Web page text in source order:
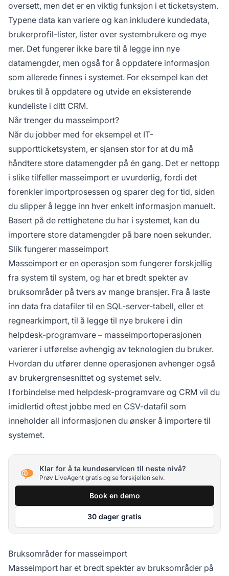
oversett, men det er en viktig funksjon i et ticketsystem.
Typene data kan variere og kan inkludere kundedata,
brukerprofil-lister, lister over systembrukere og mye
mer. Det fungerer ikke bare til å legge inn nye
datamengder, men også for å oppdatere informasjon
som allerede finnes i systemet. For eksempel kan det
brukes til å oppdatere og utvide en eksisterende
kundeliste i ditt CRM.
Når trenger du masseimport?
Når du jobber med for eksempel et IT-
supportticketsystem, er sjansen stor for at du må
håndtere store datamengder på én gang. Det er nettopp
i slike tilfeller masseimport er uvurderlig, fordi det
forenkler importprosessen og sparer deg for tid, siden
du slipper å legge inn hver enkelt informasjon manuelt.
Basert på de rettighetene du har i systemet, kan du
importere store datamengder på bare noen sekunder.
Slik fungerer masseimport
Masseimport er en operasjon som fungerer forskjellig
fra system til system, og har et bredt spekter av
bruksområder på tvers av mange bransjer. Fra å laste
inn data fra datafiler til en SQL-server-tabell, eller et
regnearkimport, til å legge til nye brukere i din
helpdesk-programvare – masseimportoperasjonen
varierer i utførelse avhengig av teknologien du bruker.
Hvordan du utfører denne operasjonen avhenger også
av brukergrensesnittet og systemet selv.
I forbindelse med helpdesk-programvare og CRM vil du
imidlertid oftest jobbe med en CSV-datafil som
inneholder all informasjonen du ønsker å importere til
systemet.
Klar for å ta kundeservicen til neste nivå?
Prøv LiveAgent gratis og se forskjellen selv.
Book en demo
30 dager gratis
Bruksområder for masseimport
Masseimport har et bredt spekter av bruksområder på